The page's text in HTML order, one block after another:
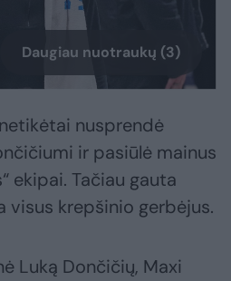
Daugiau nuotraukų (3)
nusprendė
ir pasiūlė mainus
ekipai. Tačiau gauta
visus krepšinio gerbėjus.
Luką Dončičių, Maxi